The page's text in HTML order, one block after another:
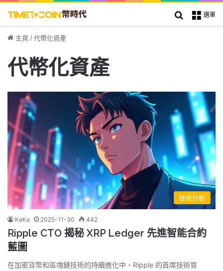
選單
搜索
主頁 /代幣化資產
代幣化資產
技術分析
KaKa 2025-11-30 442
Ripple CTO 揭秘 XRP Ledger 先進智能合約
藍圖
在加密貨幣和區塊鏈技術的持續進化中，Ripple 的首席技術官